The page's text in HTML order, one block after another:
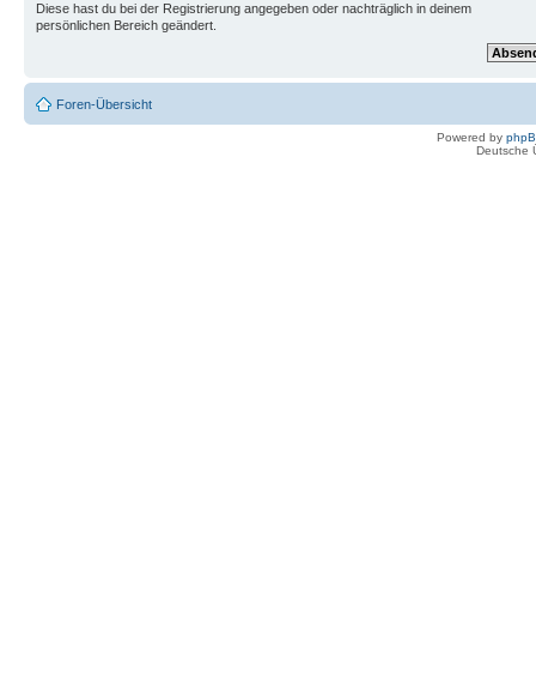
Diese hast du bei der Registrierung angegeben oder nachträglich in deinem
persönlichen Bereich geändert.
Foren-Übersicht
Powered by
Deutsche